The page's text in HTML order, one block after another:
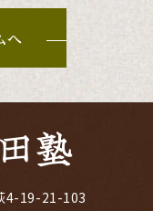
へ
4-19-21-103